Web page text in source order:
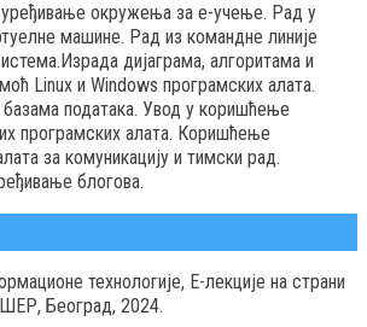
окружења за е-учење. Рад у
машине. Рад из командне линије
дијаграма, алгоритама и
Linux и Windows програмских алата.
података. Увод у коришћење
програмских алата. Коришћење
за комуникацију и тимски рад.
блогова.
технологије, Е-лекције на страни
Београд, 2024.